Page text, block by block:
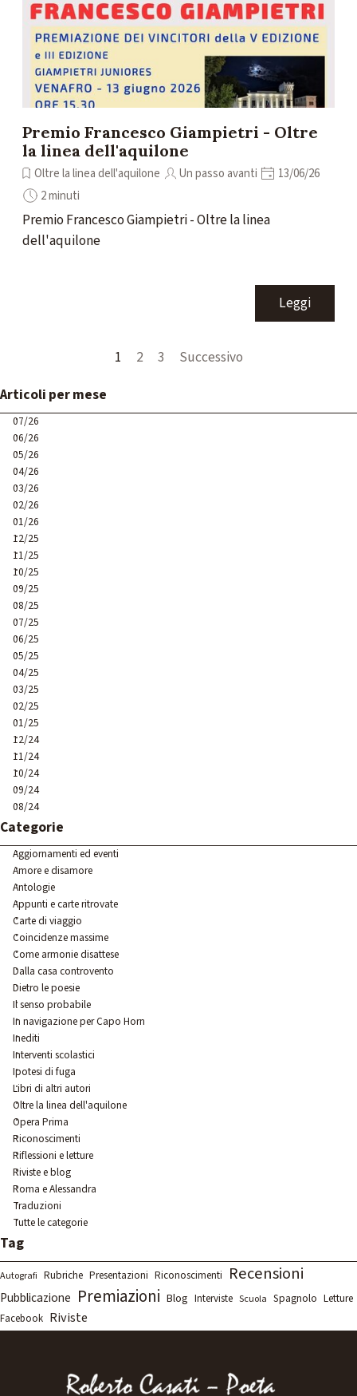
Premio Francesco Giampietri - Oltre
la linea dell'aquilone
Oltre la linea dell'aquilone Un passo avanti
13/06/26
2 minuti
Premio Francesco Giampietri - Oltre la linea
dell'aquilone
Leggi
Pagina corrente:
1 Vai a pagina:
2 Vai a pagina:
3
Successivo
Salta blocco Articoli per mese
Articoli per mese
07/26
06/26
05/26
04/26
03/26
02/26
01/26
12/25
11/25
10/25
09/25
08/25
07/25
06/25
05/25
04/25
03/25
02/25
01/25
12/24
11/24
10/24
09/24
08/24
Salta blocco Categorie
Categorie
Aggiornamenti ed eventi
Amore e disamore
Antologie
Appunti e carte ritrovate
Carte di viaggio
Coincidenze massime
Come armonie disattese
Dalla casa controvento
Dietro le poesie
Il senso probabile
In navigazione per Capo Horn
Inediti
Interventi scolastici
Ipotesi di fuga
Libri di altri autori
Oltre la linea dell'aquilone
Opera Prima
Riconoscimenti
Riflessioni e letture
Riviste e blog
Roma e Alessandra
Traduzioni
Tutte le categorie
Salta blocco Tag
Tag
Autografi Rubriche Presentazioni Riconoscimenti Recensioni
Pubblicazione Premiazioni Blog Interviste Scuola Spagnolo Letture
Facebook Riviste